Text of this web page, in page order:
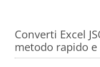
Converti Excel
metodo rapido